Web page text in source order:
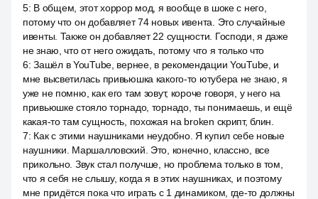
5: В общем, этот хоррор мод, я вообще в шоке с него,
потому что он добавляет 74 новых ивента. Это случайные
ивенты. Также он добавляет 22 сущности. Господи, я даже
не знаю, что от него ожидать, потому что я только что
6:Зашёл в YouTube, вернее, в рекомендации YouTube, и
мне высветилась привьюшка какого-то ютубера не знаю, я
уже не помню, как его там зовут, короче говоря, у него на
привьюшке стояло торнадо, торнадо, ты понимаешь, и ещё
какая-то там сущность, похожая на broken скрипт, блин.
7: Как с этими наушниками неудобно. Я купил себе новые
наушники. Маршалловский. Это, конечно, классно, все
прикольно. Звук стал получше, но проблема только в том,
что я себя не слышу, когда я в этих наушниках, и поэтому
мне придётся пока что играть с 1 динамиком, где-то должны